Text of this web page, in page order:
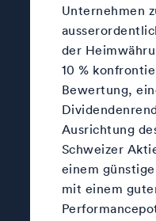
Unternehmen
der
10 %
Bewertung,
Ausrichtung
Schweizer
einem
mit einem